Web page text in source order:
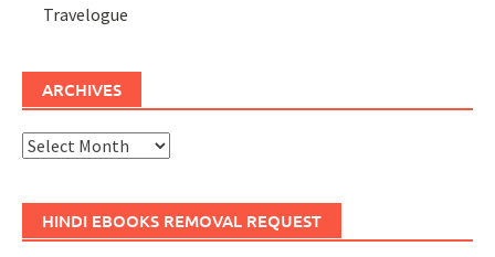
Travelogue
ARCHIVES
Archives
HINDI EBOOKS REMOVAL REQUEST